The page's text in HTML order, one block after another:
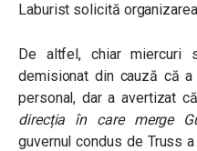
Laburist solicită
De altfel, chiar miercuri
demisionat din cauză că
personal, dar a avertizat că
direcția în care merge
guvernul condus de Truss